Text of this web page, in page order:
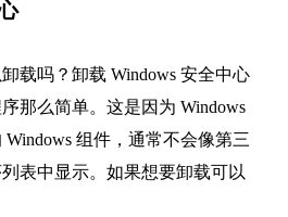
载吗？卸载 Windows 安全中心
那么简单。这是因为 Windows
组件，通常不会像第三
表中显示。如果想要卸载可以